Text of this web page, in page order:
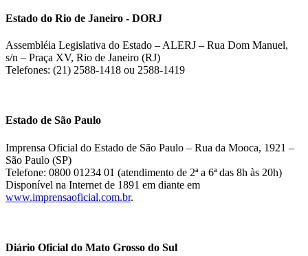
Estado do Rio de Janeiro - DORJ
Assembléia Legislativa do Estado – ALERJ – Rua Dom Manuel,
s/n – Praça XV, Rio de Janeiro (RJ)
Telefones: (21) 2588-1418 ou 2588-1419
Estado de São Paulo
Imprensa Oficial do Estado de São Paulo – Rua da Mooca, 1921 –
São Paulo (SP)
Telefone: 0800 01234 01 (atendimento de 2ª a 6ª das 8h às 20h)
Disponível na Internet de 1891 em diante em
www.imprensaoficial.com.br.
Diário Oficial do Mato Grosso do Sul